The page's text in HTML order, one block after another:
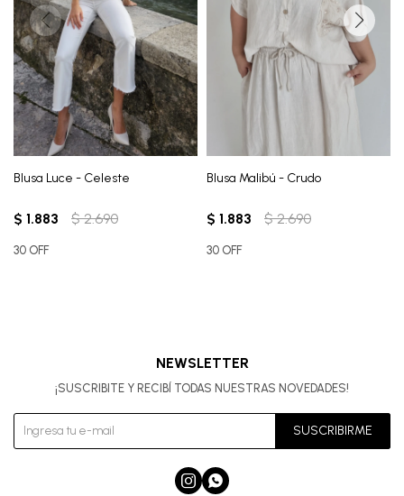
Blusa Luce - Celeste
$ 1.883 $ 2.690
30 OFF
Blusa Malibú - Crudo
$ 1.883 $ 2.690
30 OFF
NEWSLETTER
¡SUSCRIBITE Y RECIBÍ TODAS NUESTRAS NOVEDADES!
SUSCRIBIRME
 